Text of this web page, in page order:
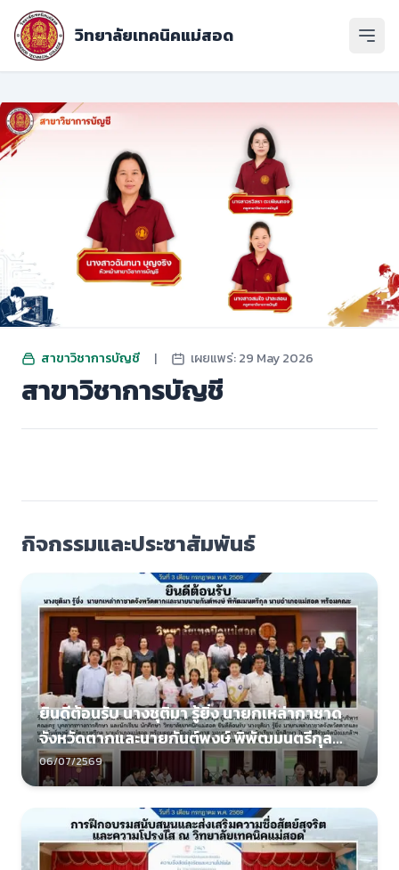
วิทยาลัยเทคนิคแม่สอด เปิด
สาขาวิชาการบัญชี | เผยแพร่: 29 May 2026
สาขาวิชาการบัญชี
กิจกรรมและประชาสัมพันธ์
ยินดีต้อนรับ นางชุติมา รู้ยิ่ง นายกเหล่ากาชาด
จังหวัดตากและนายกันต์พงษ์ พิพัฒมนตรีกุล
นายอำเภอแม่สอด พร้อมคณะ
06/07/2569